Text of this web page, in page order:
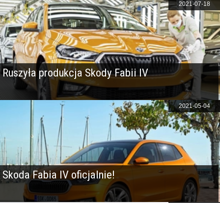
Ruszyła produkcja Skody Fabii IV
2021-07-18
Skoda Fabia IV oficjalnie!
2021-05-04